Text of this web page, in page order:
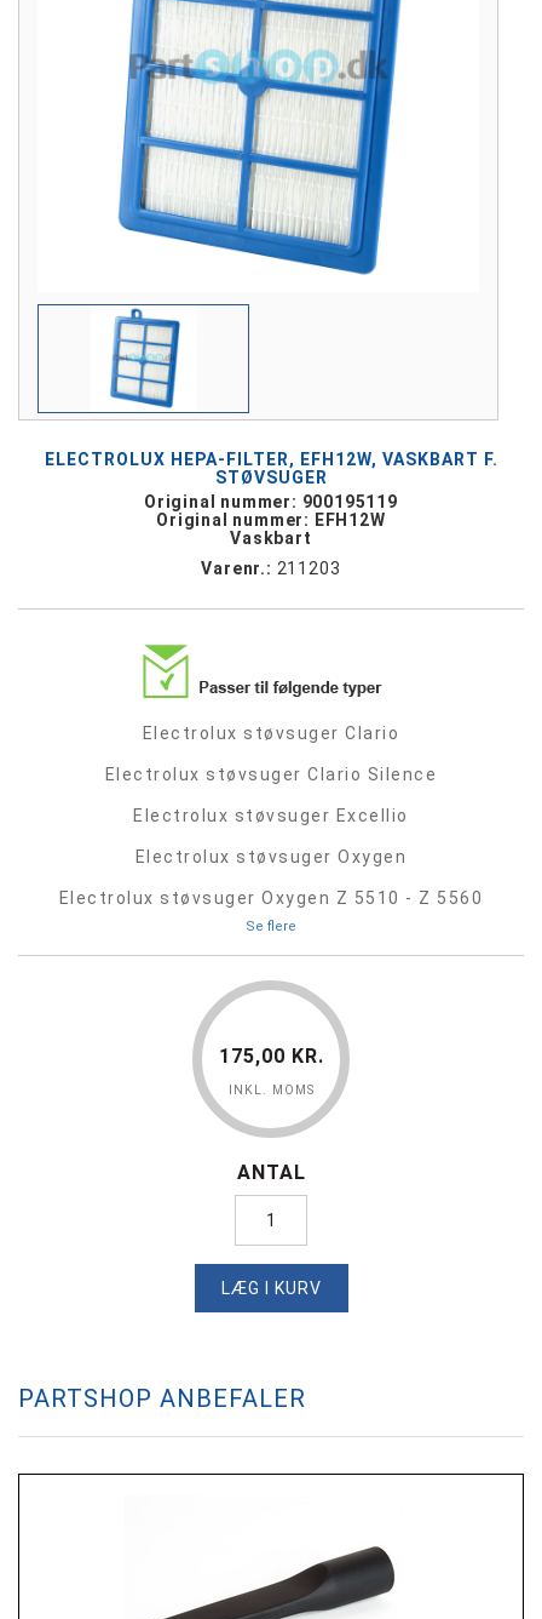
ELECTROLUX HEPA-FILTER, EFH12W, VASKBART F.
STØVSUGER
Original nummer: 900195119
Original nummer: EFH12W
Vaskbart
Varenr.: 211203
Electrolux støvsuger Clario
Electrolux støvsuger Clario Silence
Electrolux støvsuger Excellio
Electrolux støvsuger Oxygen
Electrolux støvsuger Oxygen Z 5510 - Z 5560
Se flere
175,00 KR.
INKL. MOMS
ANTAL
LÆG I KURV
PARTSHOP ANBEFALER